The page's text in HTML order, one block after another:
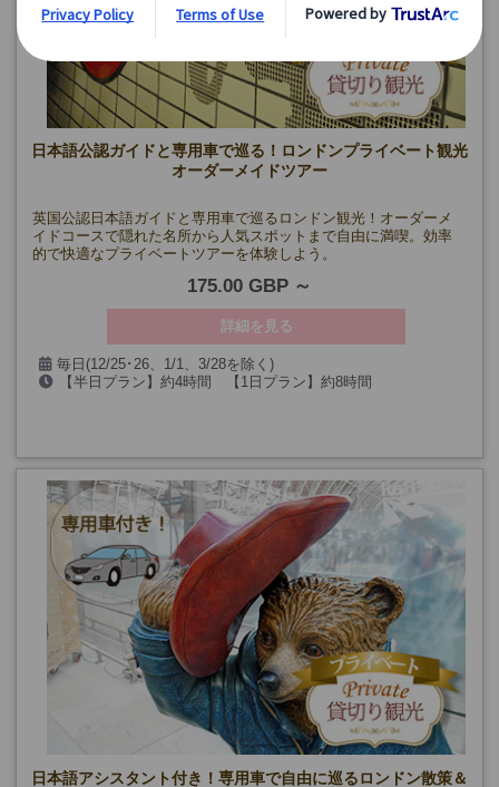
日本語公認ガイドと専用車で巡る！ロンドンプライベート観光
オーダーメイドツアー
英国公認日本語ガイドと専用車で巡るロンドン観光！オーダーメ
イドコースで隠れた名所から人気スポットまで自由に満喫。効率
的で快適なプライベートツアーを体験しよう。
175.00 GBP
詳細を見る
毎日(12/25･26、1/1、3/28を除く)
(※午後プランは12/24も除く)
【半日プラン】約4時間 【1日プラン】約8時間
日本語アシスタント付き！専用車で自由に巡るロンドン散策＆